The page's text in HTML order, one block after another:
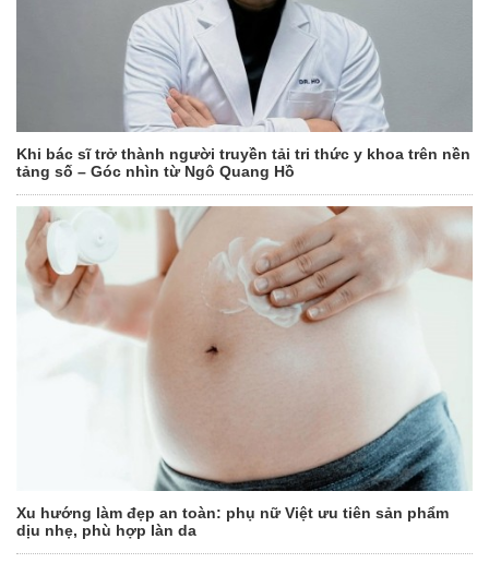
Khi bác sĩ trở thành người truyền tải tri thức y khoa trên nền
tảng số – Góc nhìn từ Ngô Quang Hồ
Xu hướng làm đẹp an toàn: phụ nữ Việt ưu tiên sản phẩm
dịu nhẹ, phù hợp làn da